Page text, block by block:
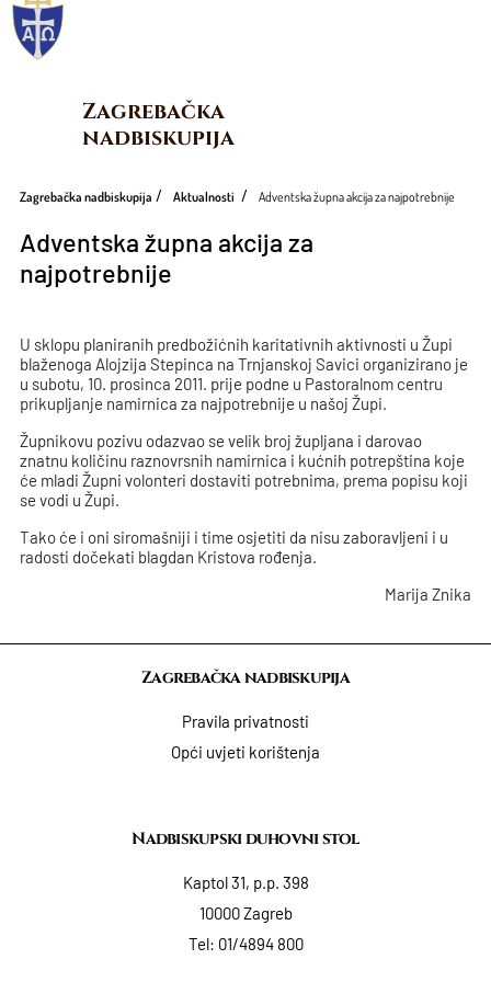
Zagrebačka
nadbiskupija
Zagrebačka nadbiskupija Aktualnosti Adventska župna akcija za najpotrebnije
Adventska župna akcija za
najpotrebnije
U sklopu planiranih predbožićnih karitativnih aktivnosti u Župi
blaženoga Alojzija Stepinca na Trnjanskoj Savici organizirano je
u subotu, 10. prosinca 2011. prije podne u Pastoralnom centru
prikupljanje namirnica za najpotrebnije u našoj Župi.
Župnikovu pozivu odazvao se velik broj župljana i darovao
znatnu količinu raznovrsnih namirnica i kućnih potrepština koje
će mladi Župni volonteri dostaviti potrebnima, prema popisu koji
se vodi u Župi.
Tako će i oni siromašniji i time osjetiti da nisu zaboravljeni i u
radosti dočekati blagdan Kristova rođenja.
Marija Znika
Zagrebačka nadbiskupija
Pravila privatnosti
Opći uvjeti korištenja
Nadbiskupski duhovni stol
Kaptol 31, p.p. 398
10000 Zagreb
Tel: 01/4894 800